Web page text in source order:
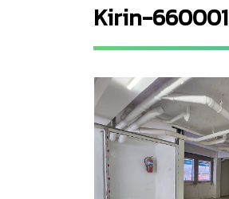
Kirin-660001